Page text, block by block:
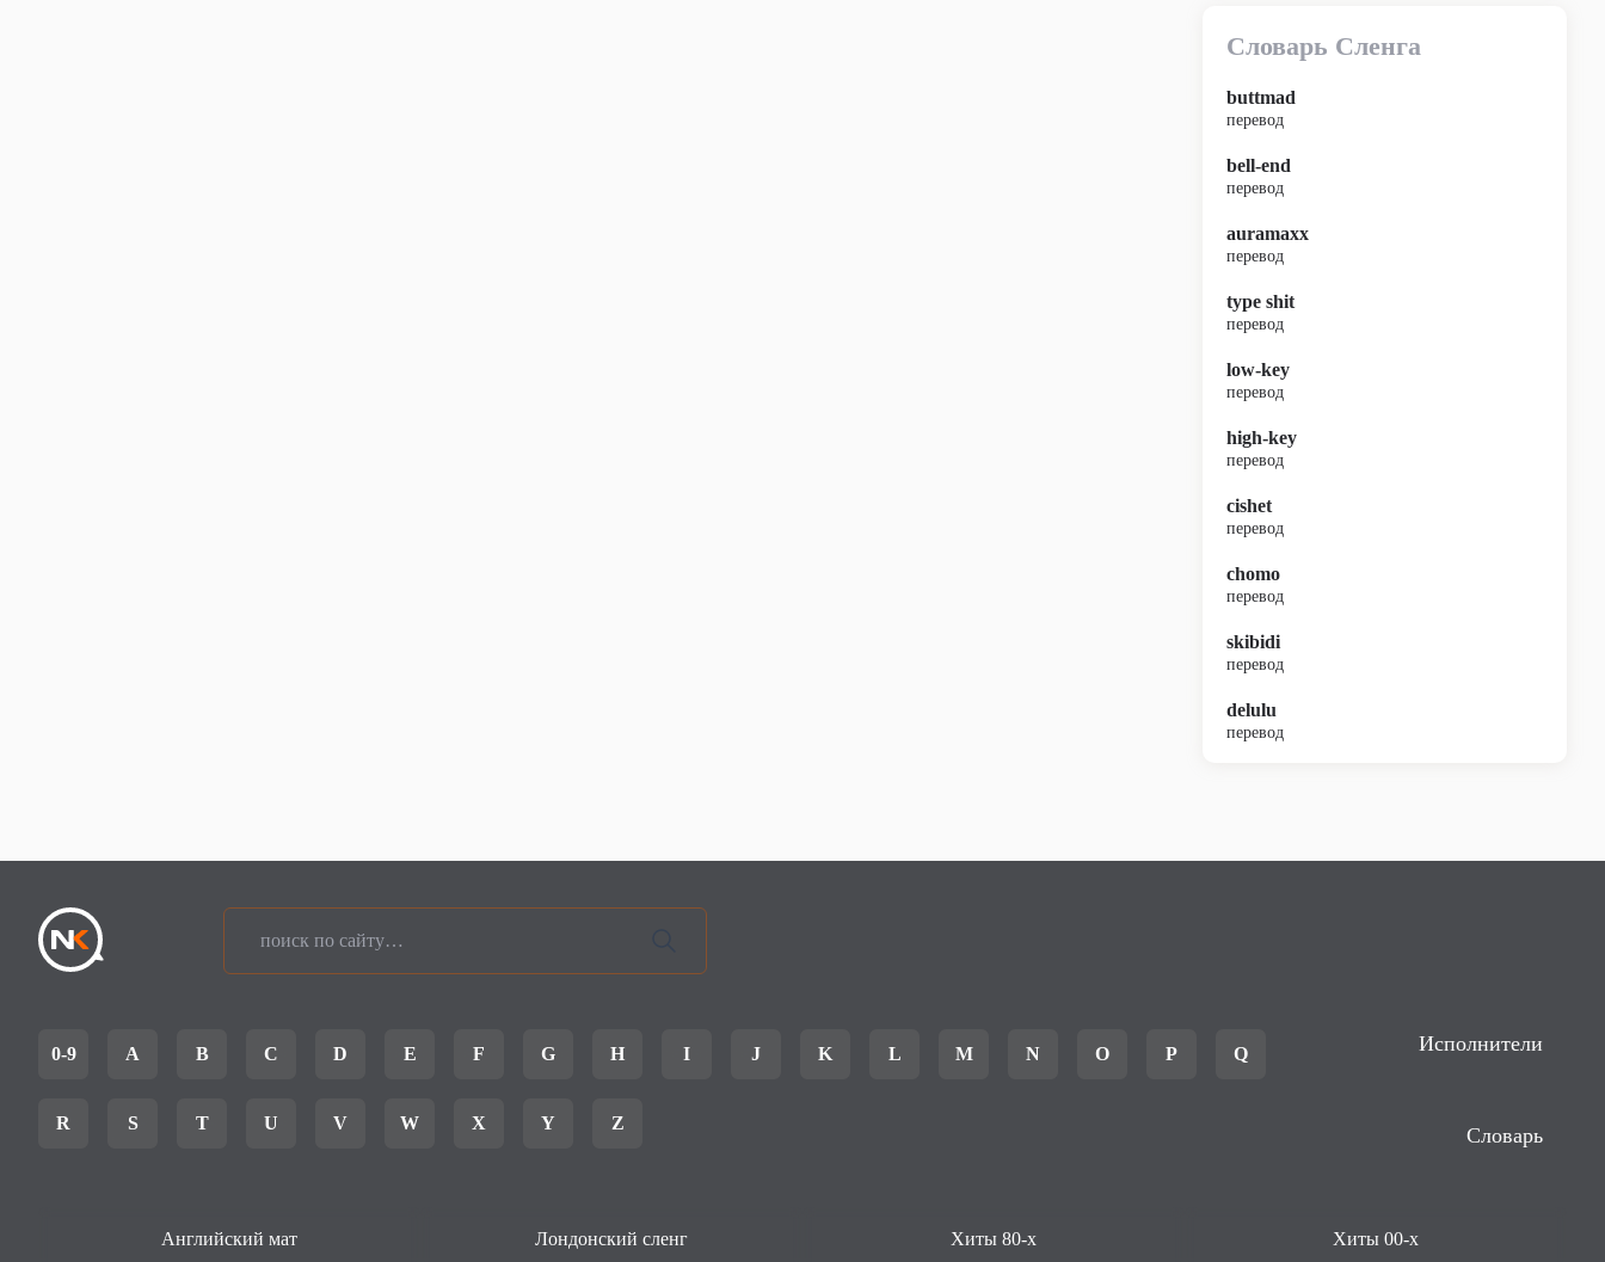
Словарь Сленга
buttmad
перевод
bell-end
перевод
auramaxx
перевод
type shit
перевод
low-key
перевод
high-key
перевод
cishet
перевод
chomo
перевод
skibidi
перевод
delulu
перевод
0-9 A B C D E F G H I J K L M N O P Q
R S T U V W X Y Z
Исполнители
Словарь
Английский мат Лондонский сленг Хиты 80-х Хиты 00-х